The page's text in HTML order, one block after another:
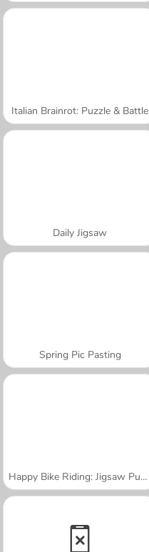
Italian Brainrot: Puzzle & Battle
Daily Jigsaw
Spring Pic Pasting
Happy Bike Riding: Jigsaw Puzzle